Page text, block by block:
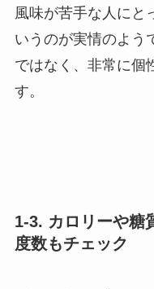
風味が苦手な人にと
いうのが実情のよう
ではなく、非常に個
す。
1-3. カロリーや糖
度数もチェック